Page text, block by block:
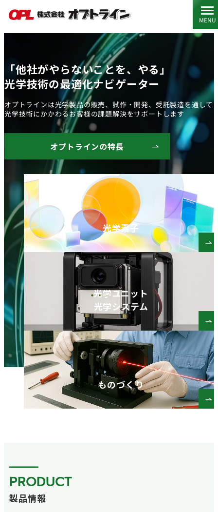
MENU
「他社がやらないことを、やる」
光学技術の最適化ナビゲーター
オプトラインは光学製品の販売、試作・開発、受託製造を通して
光学技術にかかわるお客様の課題解決をサポートします
オプトラインの特長
光学素子
光学ユニット
光学システム
ものづくり
PRODUCT
製品情報